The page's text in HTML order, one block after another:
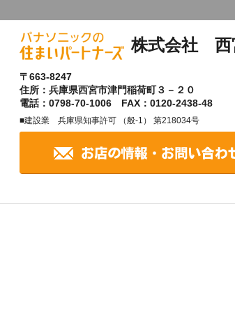
株式会社 西
〒663-8247
住所：兵庫県西宮市津門稲荷町３－２０
電話：0798-70-1006 FAX：0120-2438-48
■建設業 兵庫県知事許可 （般-1） 第218034号